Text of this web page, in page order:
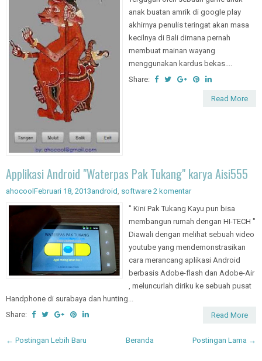
anak buatan amrik di google play
akhirnya penulis teringat akan masa
kecilnya di Bali dimana pernah
membuat mainan wayang
menggunakan kardus bekas....
Share:
Read More
Applikasi Android "Waterpas Pak Tukang" karya Aisi555
ahocool Februari 18, 2013android , software 2 komentar
" Kini Pak Tukang Kayu pun bisa
membangun rumah dengan HI-TECH "
Diawali dengan melihat sebuah video
youtube yang mendemonstrasikan
cara merancang aplikasi Android
berbasis Adobe-flash dan Adobe-Air
, meluncurlah diriku ke sebuah pusat
Handphone di surabaya dan hunting...
Share:
Read More
← Postingan Lebih Baru Postingan Lama →
Beranda